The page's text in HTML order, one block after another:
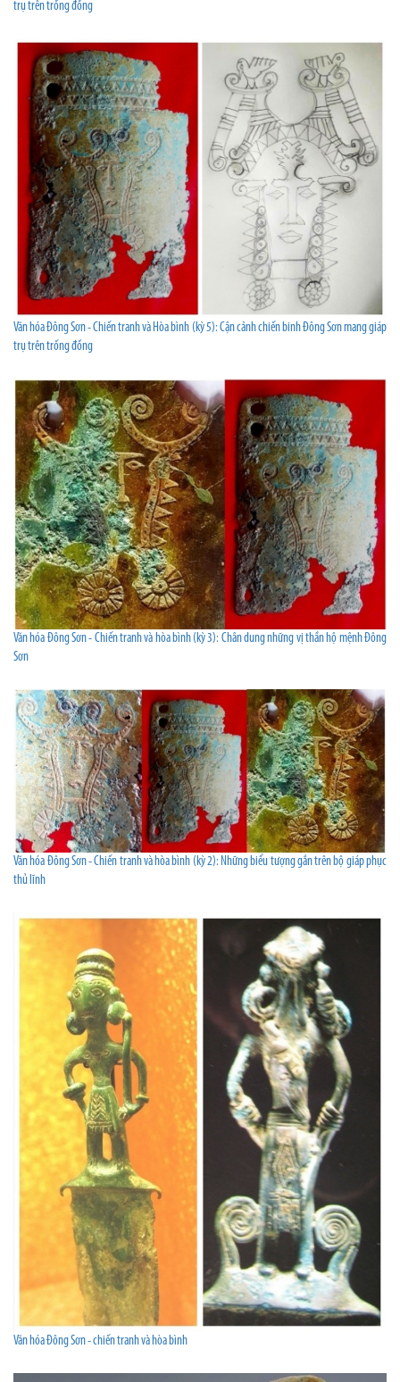
trụ trên trống đồng
Văn hóa Đông Sơn - Chiến tranh và Hòa bình (kỳ 5): Cận cảnh chiến binh Đông Sơn mang giáp
trụ trên trống đồng
Văn hóa Đông Sơn - Chiến tranh và hòa bình (kỳ 3): Chân dung những vị thần hộ mệnh Đông
Sơn
Văn hóa Đông Sơn - Chiến tranh và hòa bình (kỳ 2): Những biểu tượng gắn trên bộ giáp phục
thủ lĩnh
Văn hóa Đông Sơn - chiến tranh và hòa bình